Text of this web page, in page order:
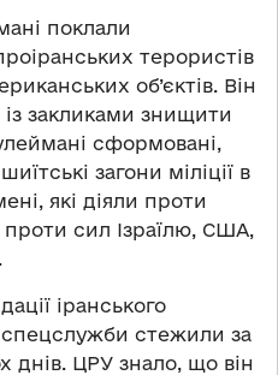
поклали
терористів
об’єктів. Він
закликами знищити
сформовані,
загони міліції в
які діяли проти
проти сил Ізраїлю, США,
іранського
спецслужби стежили за
днів. ЦРУ знало, що він